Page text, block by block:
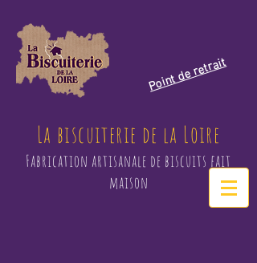
Point de retrait
La biscuiterie de la Loire
Fabrication artisanale de biscuits fait
maison